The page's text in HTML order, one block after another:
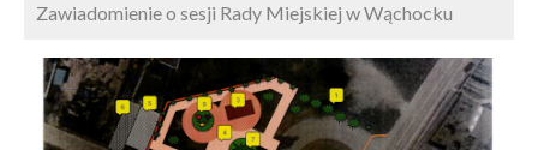
Zawiadomienie o sesji Rady Miejskiej w Wąchocku